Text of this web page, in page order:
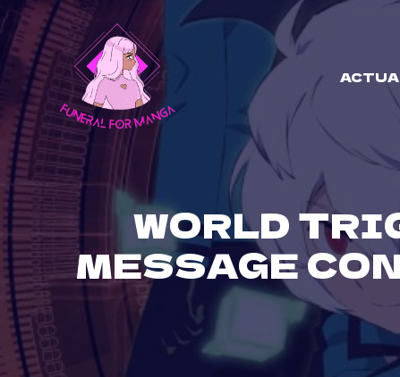
Skip
to
content
WORLD
MESSAGE